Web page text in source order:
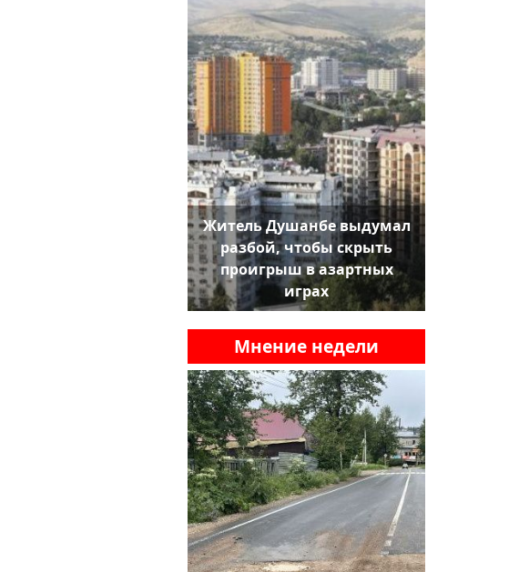
Житель Душанбе выдумал
разбой, чтобы скрыть
проигрыш в азартных
играх
Мнение недели